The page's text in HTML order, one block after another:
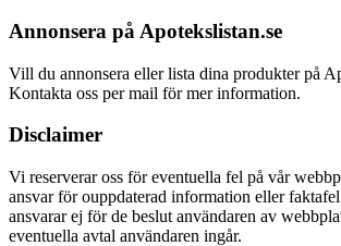
Annonsera på Apotekslistan.se
Vill du annonsera eller lista dina produkter på
Kontakta oss per mail för mer information.
Disclaimer
Vi reserverar oss för eventuella fel på vår
ansvar för ouppdaterad information eller
ansvarar ej för de beslut användaren av
eventuella avtal användaren ingår.